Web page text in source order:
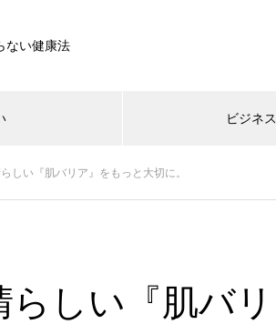
ない健康法
ビジネス
Bath Loss Zero
ことが重要
ビジネス
想い
消毒の下限値
しい『肌バリア』をもっと大切に。
しい『肌バリ